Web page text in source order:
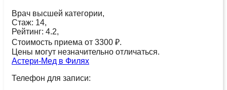
Врач высшей категории,
Стаж: 14,
Рейтинг: 4.2,
Стоимость приема от 3300 ₽.
Цены могут незначительно отличаться.
Астери-Мед в Филях
Телефон для записи: